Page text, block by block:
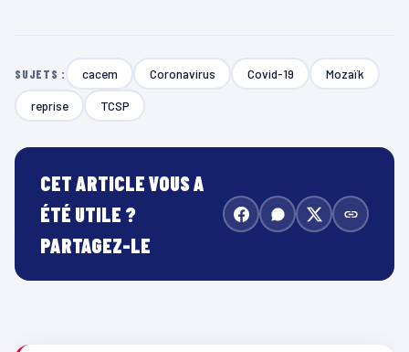
SUJETS : cacem Coronavirus Covid-19 Mozaïk
reprise TCSP
CET ARTICLE VOUS A
ÉTÉ UTILE ?
PARTAGEZ-LE